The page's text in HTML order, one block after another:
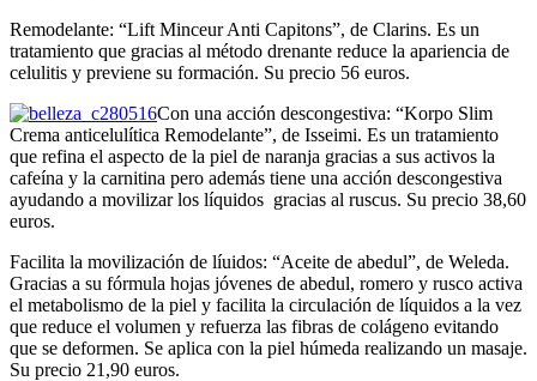
Remodelante: “Lift Minceur Anti Capitons”, de Clarins. Es un
tratamiento que gracias al método drenante reduce la apariencia de
celulitis y previene su formación. Su precio 56 euros.
Con una acción descongestiva: “Korpo Slim
Crema anticelulítica Remodelante”, de Isseimi. Es un tratamiento
que refina el aspecto de la piel de naranja gracias a sus activos la
cafeína y la carnitina pero además tiene una acción descongestiva
ayudando a movilizar los líquidos gracias al ruscus. Su precio 38,60
euros.
Facilita la movilización de líuidos: “Aceite de abedul”, de Weleda.
Gracias a su fórmula hojas jóvenes de abedul, romero y rusco activa
el metabolismo de la piel y facilita la circulación de líquidos a la vez
que reduce el volumen y refuerza las fibras de colágeno evitando
que se deformen. Se aplica con la piel húmeda realizando un masaje.
Su precio 21,90 euros.